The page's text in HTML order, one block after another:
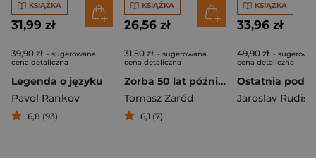
KSIĄŻKA
31,99 zł
39,90 zł - sugerowana
cena detaliczna
Legenda o języku
Pavol Rankov
6,8 (93)
KSIĄŻKA
26,56 zł
31,50 zł - sugerowana
cena detaliczna
Zorba 50 lat później
Tomasz Zaród
6,1 (7)
KSIĄŻKA
33,96 zł
49,90 zł -
cena detaliczna
Jaroslav Rudis